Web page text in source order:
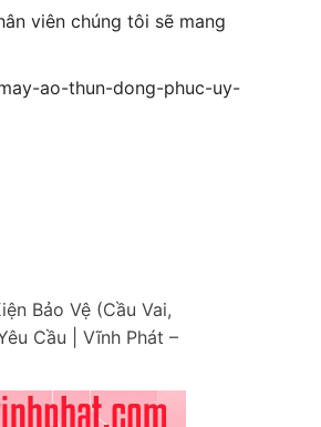
viên chúng tôi sẽ mang
ao-thun-dong-phuc-uy-
Bảo Vệ (Cầu Vai,
Cầu | Vĩnh Phát –